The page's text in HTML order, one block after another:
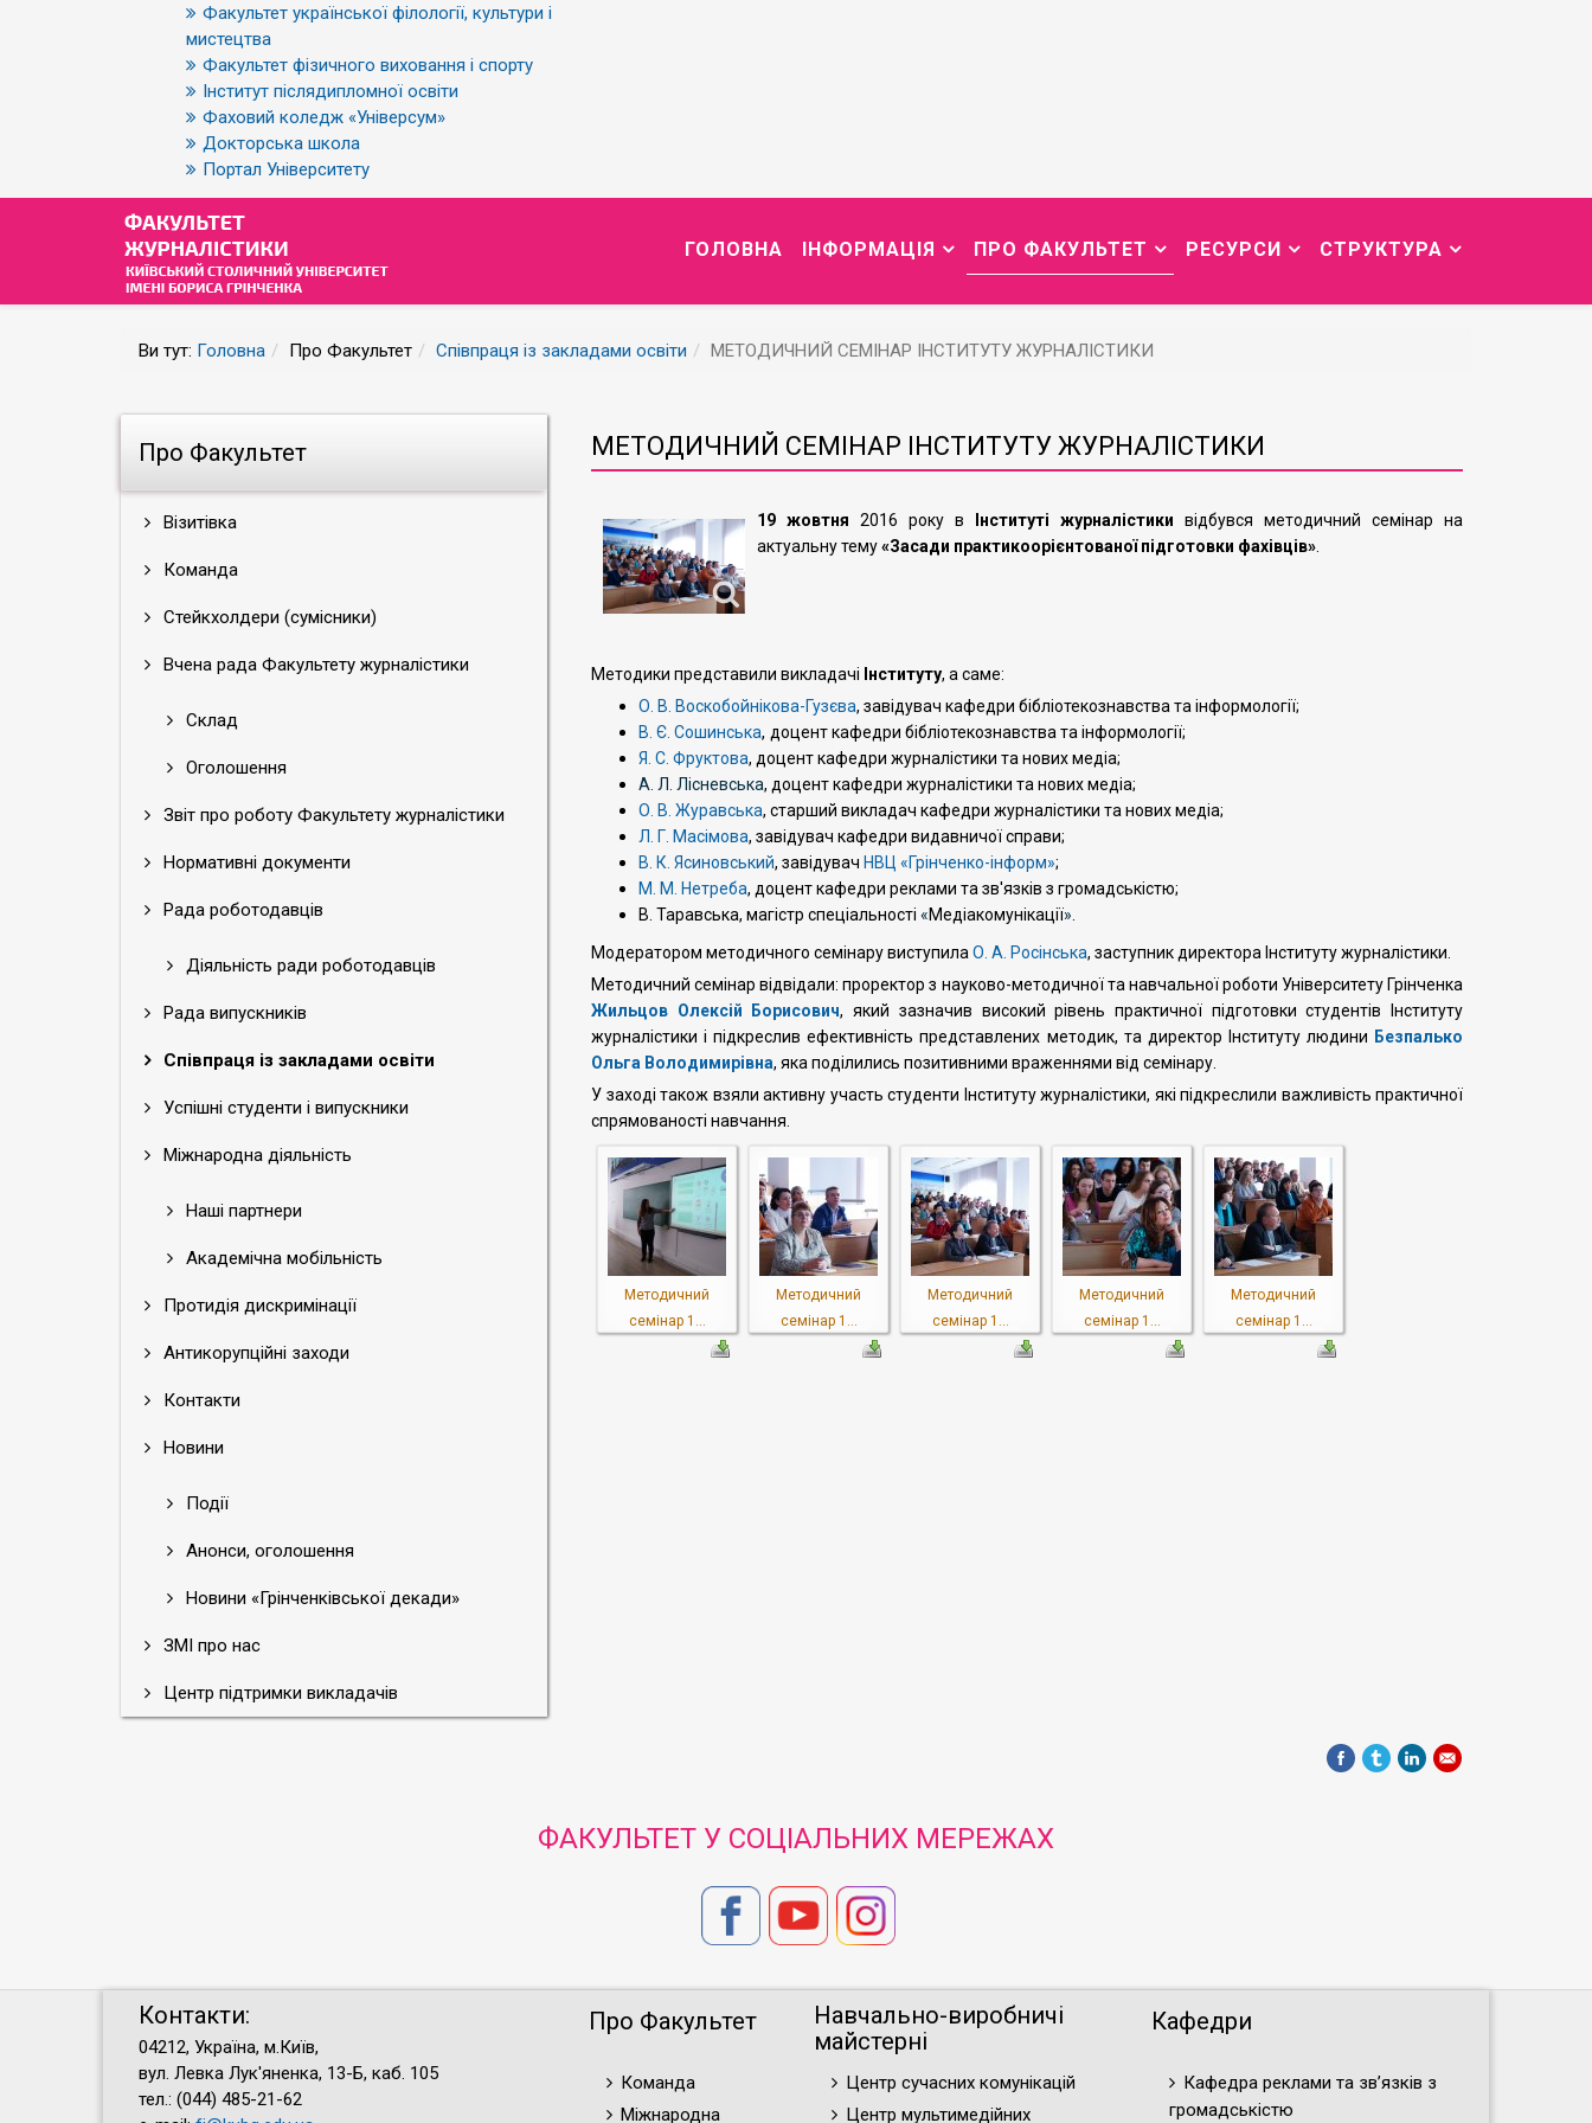
Факультет української філології, культури і
мистецтва
Факультет фізичного виховання і спорту
Інститут післядипломної освіти
Фаховий коледж «Універсум»
Докторська школа
Портал Університету
ГОЛОВНА ІНФОРМАЦІЯ ПРО ФАКУЛЬТЕТ РЕСУРСИ СТРУКТУРА
Ви тут: Головна Про Факультет Співпраця із закладами освіти МЕТОДИЧНИЙ СЕМІНАР ІНСТИТУТУ ЖУРНАЛІСТИКИ
Про Факультет
Візитівка
Команда
Стейкхолдери (сумісники)
Вчена рада Факультету журналістики
Склад
Оголошення
Звіт про роботу Факультету журналістики
Нормативні документи
Рада роботодавців
Діяльність ради роботодавців
Рада випускників
Співпраця із закладами освіти
Успішні студенти і випускники
Міжнародна діяльність
Наші партнери
Академічна мобільність
Протидія дискримінації
Антикорупційні заходи
Контакти
Новини
Події
Анонси, оголошення
Новини «Грінченківської декади»
ЗМІ про нас
Центр підтримки викладачів
МЕТОДИЧНИЙ СЕМІНАР ІНСТИТУТУ ЖУРНАЛІСТИКИ
19 жовтня 2016 року в Інституті журналістики відбувся методичний семінар на
актуальну тему«Засади практикоорієнтованої підготовки фахівців»
Методики представили викладачі Інституту, а саме:
О. В. Воскобойнікова-Гузєва, завідувач кафедри бібліотекознавства та інформології;
В. Є. Сошинська, доцент кафедри бібліотекознавства та інформології;
Я. С. Фруктова, доцент кафедри журналістики та нових медіа;
А. Л. Лісневська, доцент кафедри журналістики та нових медіа;
О. В. Журавська, старший викладач кафедри журналістики та нових медіа;
Л. Г. Масімова, завідувач кафедри видавничої справи;
В. К. Ясиновський, завідувач НВЦ «Грінченко-інформ»;
М. М. Нетреба, доцент кафедри реклами та зв'язків з громадськістю;
В. Таравська, магістр спеціальності «Медіакомунікації»
Модератором методичного семінару виступила О. А. Росінська, заступник директора Інституту журналістики.
Методичний семінар відвідали:проректор з науково-методичної та навчальної роботи Університету Грінченка
Жильцов Олексій Борисович, який зазначив високий рівень практичної підготовки студентів Інституту
журналістики і підкреслив ефективність представлених методик, та директор Інституту людини Безпалько
Ольга Володимирівна, яка поділились позитивними враженнями від семінару.
У заході також взяли активну участь студенти Інституту журналістики, які підкреслили важливість практичної
спрямованості навчання.
Методичний
семінар 1...
Методичний
семінар 1...
Методичний
семінар 1...
Методичний
семінар 1...
Методичний
семінар 1...
ФАКУЛЬТЕТ У СОЦІАЛЬНИХ МЕРЕЖАХ
Контакти:
04212, Україна, м.Київ,
вул. Левка Лук'яненка, 13-Б, каб. 105
тел.: (044) 485-21-62
Про Факультет
Команда
Міжнародна
Навчально-виробничі
майстерні
Центр сучасних комунікацій
Центр мультимедійних
Кафедри
Кафедра реклами та зв’язків з
громадськістю